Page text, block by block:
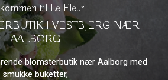
til Le Fleur
I VESTBJERG NÆR
AALBORG
blomsterbutik nær Aalborg med
smukke buketter,